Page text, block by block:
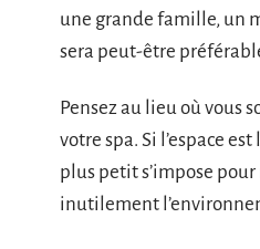
une grande famille, un
sera peut-être
Pensez au lieu où vous
votre spa. Si l’espace
plus petit s’impose
inutilement